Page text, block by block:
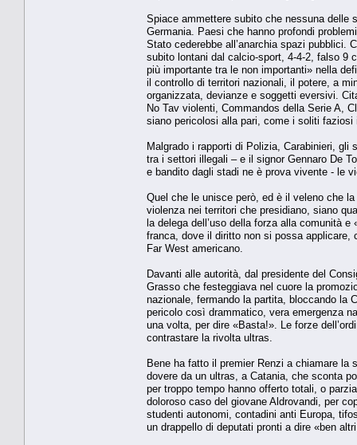
Spiace ammettere subito che nessuna delle
Germania. Paesi che hanno profondi
Stato cederebbe all’anarchia spazi
subito lontani dal calcio-sport, 4-4-2, falso 9
più importante tra le non importanti» nella
il controllo di territori nazionali, il potere, a
organizzata, devianze e soggetti eversivi.
No Tav violenti, Commandos della Serie A,
siano pericolosi alla pari, come i soliti faziosi
Malgrado i rapporti di Polizia, Carabinieri,
tra i settori illegali – e il signor Gennaro De
e bandito dagli stadi ne è prova vivente - le
Quel che le unisce però, ed è il veleno che
violenza nei territori che presidiano, siano
la delega dell’uso della forza alla comunità
franca, dove il diritto non si possa applicare,
Far West americano.
Davanti alle autorità, dal presidente del
Grasso che festeggiava nel cuore la
nazionale, fermando la partita, bloccando la
pericolo così drammatico, vera emergenza
una volta, per dire «Basta!». Le forze
contrastare la rivolta ultras.
Bene ha fatto il premier Renzi a chiamare
dovere da un ultras, a Catania, che sconta
per troppo tempo hanno offerto totali, o
doloroso caso del giovane Aldrovandi, per
studenti autonomi, contadini anti Europa,
un drappello di deputati pronti a dire «ben